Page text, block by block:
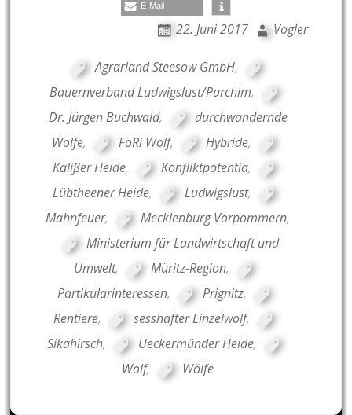
E-Mail
22. Juni 2017 Vogler
Agrarland Steesow GmbH,
Bauernverband Ludwigslust/Parchim,
Dr. Jürgen Buchwald,
durchwandernde
Wölfe, FöRi Wolf, Hybride,
Kalißer Heide, Konfliktpotentia,
Lübtheener Heide, Ludwigslust,
Mahnfeuer, Mecklenburg Vorpommern,
Ministerium für Landwirtschaft und
Umwelt, Müritz-Region,
Partikularinteressen, Prignitz,
Rentiere, sesshafter Einzelwolf,
Sikahirsch, Ueckermünder Heide,
Wolf, Wölfe